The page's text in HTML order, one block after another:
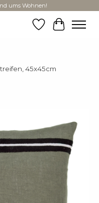
ums Wohnen!
Wunschzettel
Ihr
45x45cm